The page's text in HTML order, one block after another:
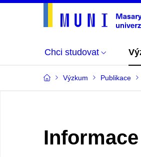
Chci studovat
Výzkum Publikace